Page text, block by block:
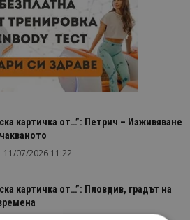
картичка от…”: Петрич – Изживяване
11/07/2026 11:22
картичка от…”: Пловдив, градът на